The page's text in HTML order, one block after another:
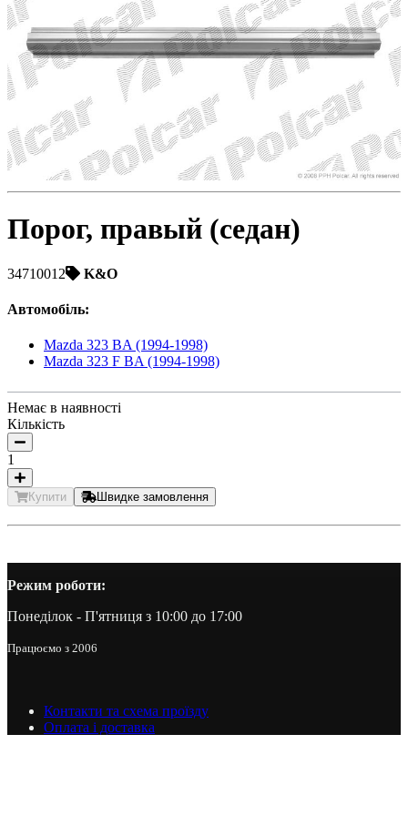
Toyota
Volvo
VW
ZAZ
Порог, правый (седан)
34710012 K&O
Автомобіль:
Mazda 323 BA (1994-1998)
Mazda 323 F BA (1994-1998)
Немає в наявності
Кількість
1
Купити Швидке замовлення
Режим роботи:
Понеділок - П'ятниця з 10:00 до 17:00
Працюємо з 2006
Контакти та схема проїзду
Оплата і доставка